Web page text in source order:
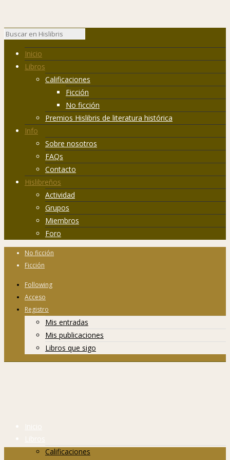
Inicio
Libros
Calificaciones
Ficción
No ficción
Premios Hislibris de literatura histórica
Info
Sobre nosotros
FAQs
Contacto
Hislibreños
Actividad
Grupos
Miembros
Foro
No ficción
Ficción
Following
Acceso
Registro
Mis entradas
Mis publicaciones
Libros que sigo
Inicio
Libros
Calificaciones